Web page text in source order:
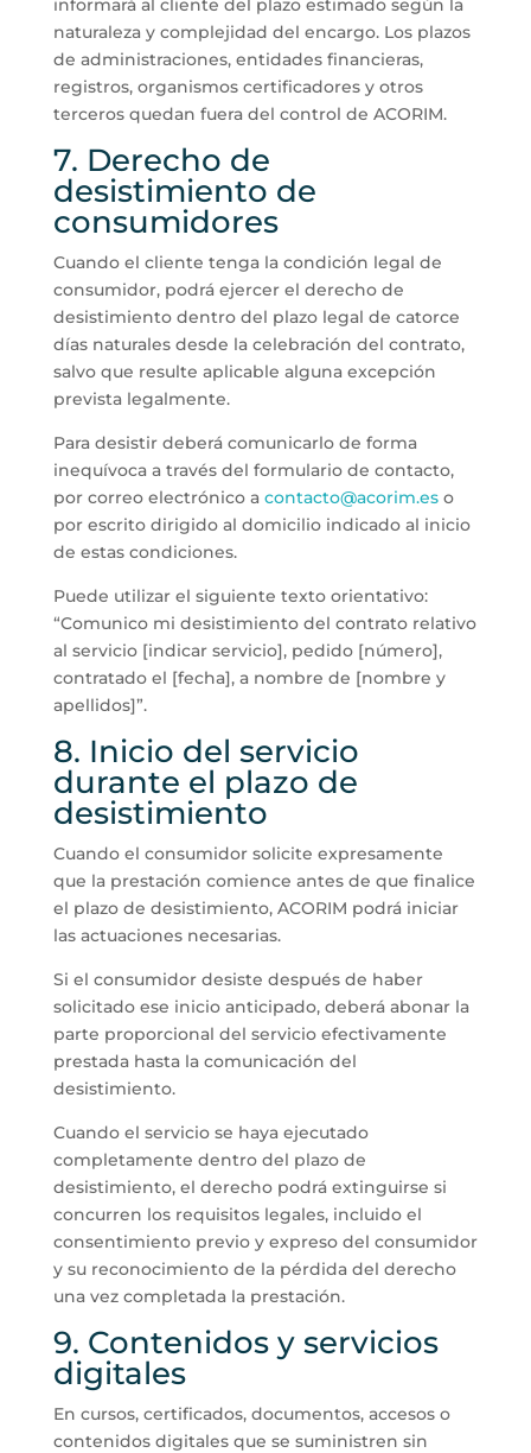
informará al cliente del plazo estimado según la
naturaleza y complejidad del encargo. Los plazos
de administraciones, entidades financieras,
registros, organismos certificadores y otros
terceros quedan fuera del control de ACORIM.
7. Derecho de
desistimiento de
consumidores
Cuando el cliente tenga la condición legal de
consumidor, podrá ejercer el derecho de
desistimiento dentro del plazo legal de catorce
días naturales desde la celebración del contrato,
salvo que resulte aplicable alguna excepción
prevista legalmente.
Para desistir deberá comunicarlo de forma
inequívoca a través del formulario de contacto,
por correo electrónico a contacto@acorim.eso
por escrito dirigido al domicilio indicado al inicio
de estas condiciones.
Puede utilizar el siguiente texto orientativo:
“Comunico mi desistimiento del contrato relativo
al servicio [indicar servicio], pedido [número],
contratado el [fecha], a nombre de [nombre y
apellidos]”.
8. Inicio del servicio
durante el plazo de
desistimiento
Cuando el consumidor solicite expresamente
que la prestación comience antes de que finalice
el plazo de desistimiento, ACORIM podrá iniciar
las actuaciones necesarias.
Si el consumidor desiste después de haber
solicitado ese inicio anticipado, deberá abonar la
parte proporcional del servicio efectivamente
prestada hasta la comunicación del
desistimiento.
Cuando el servicio se haya ejecutado
completamente dentro del plazo de
desistimiento, el derecho podrá extinguirse si
concurren los requisitos legales, incluido el
consentimiento previo y expreso del consumidor
y su reconocimiento de la pérdida del derecho
una vez completada la prestación.
9. Contenidos y servicios
digitales
En cursos, certificados, documentos, accesos o
contenidos digitales que se suministren sin